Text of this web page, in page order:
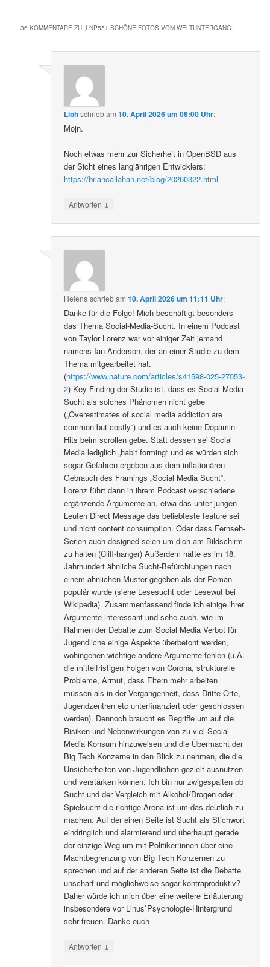
36 KOMMENTARE ZU „LNP551 SCHÖNE FOTOS VOM WELTUNTERGANG“
Liohschriebam10. April 2026 um 06:00 Uhr:
Mojn.
Noch etwas mehr zur Sicherheit in OpenBSD aus
der Sicht eines langjährigen Entwicklers:
https://briancallahan.net/blog/20260322.html
Antworten ↓
Helena schriebam10. April 2026 um 11:11 Uhr:
Danke für die Folge! Mich beschäftigt besonders
das Thema Social-Media-Sucht. In einem Podcast
von Taylor Lorenz war vor einiger Zeit jemand
namens Ian Anderson, der an einer Studie zu dem
Thema mitgearbeitet hat.
(https://www.nature.com/articles/s41598-025-27053-
2) Key Finding der Studie ist, dass es Social-Media-
Sucht als solches Phänomen nicht gebe
(„Overestimates of social media addiction are
common but costly“) und es auch keine Dopamin-
Hits beim scrollen gebe. Statt dessen sei Social
Media lediglich „habit forming“ und es würden sich
sogar Gefahren ergeben aus dem inflationären
Gebrauch des Framings „Social Media Sucht“.
Lorenz führt dann in ihrem Podcast verschiedene
ergänzende Argumente an, etwa das unter jungen
Leuten Direct Message das beliebteste feature sei
und nicht content consumption. Oder dass Fernseh-
Serien auch designed seien um dich am Bildschirm
zu halten (Cliff-hanger) Außerdem hätte es im 18.
Jahrhundert ähnliche Sucht-Befürchtungen nach
einem ähnlichen Muster gegeben als der Roman
populär wurde (siehe Lesesucht oder Lesewut bei
Wikipedia). Zusammenfassend finde ich einige ihrer
Argumente interessant und sehe auch, wie im
Rahmen der Debatte zum Social Media Verbot für
Jugendliche einige Aspekte überbetont werden,
wohingehen wichtige andere Argumente fehlen (u.A.
die mittelfristigen Folgen von Corona, strukturelle
Probleme, Armut, dass Eltern mehr arbeiten
müssen als in der Vergangenheit, dass Dritte Orte,
Jugendzentren etc unterfinanziert oder geschlossen
werden). Dennoch braucht es Begriffe um auf die
Risiken und Nebenwirkungen von zu viel Social
Media Konsum hinzuweisen und die Übermacht der
Big Tech Konzerne in den Blick zu nehmen, die die
Unsicherheiten von Jugendlichen gezielt ausnutzen
und verstärken können. Ich bin nur zwigespalten ob
Sucht und der Vergleich mit Alkohol/Drogen oder
Spielsucht die richtige Arena ist um das deutlich zu
machen. Auf der einen Seite ist Sucht als Stichwort
eindringlich und alarmierend und überhaupt gerade
der einzige Weg um mit Politiker:innen über eine
Machtbegrenzung von Big Tech Konzernen zu
sprechen und auf der anderen Seite ist die Debatte
unscharf und möglichweise sogar kontraproduktiv?
Daher würde ich mich über eine weitere Erläuterung
insbesondere vor Linus`Psychologie-Hintergrund
sehr freuen. Danke euch
Antworten ↓